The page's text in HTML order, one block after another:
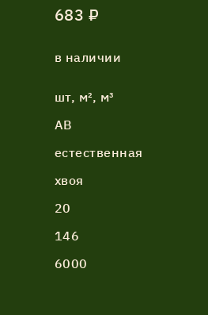
683 ₽
в наличии
шт, м², м³
АВ
естественная
хвоя
20
146
6000